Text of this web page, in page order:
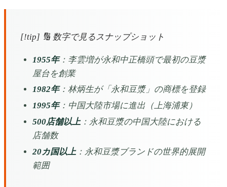
[!tip] 🔢 数字で見るスナップショット
1955年：李雲増が永和中正橋頭で最初の豆漿
屋台を創業
1982年：林炳生が「永和豆漿」の商標を登録
1995年：中国大陸市場に進出（上海浦東）
500店舗以上：永和豆漿の中国大陸における
店舗数
20カ国以上：永和豆漿ブランドの世界的展開
範囲